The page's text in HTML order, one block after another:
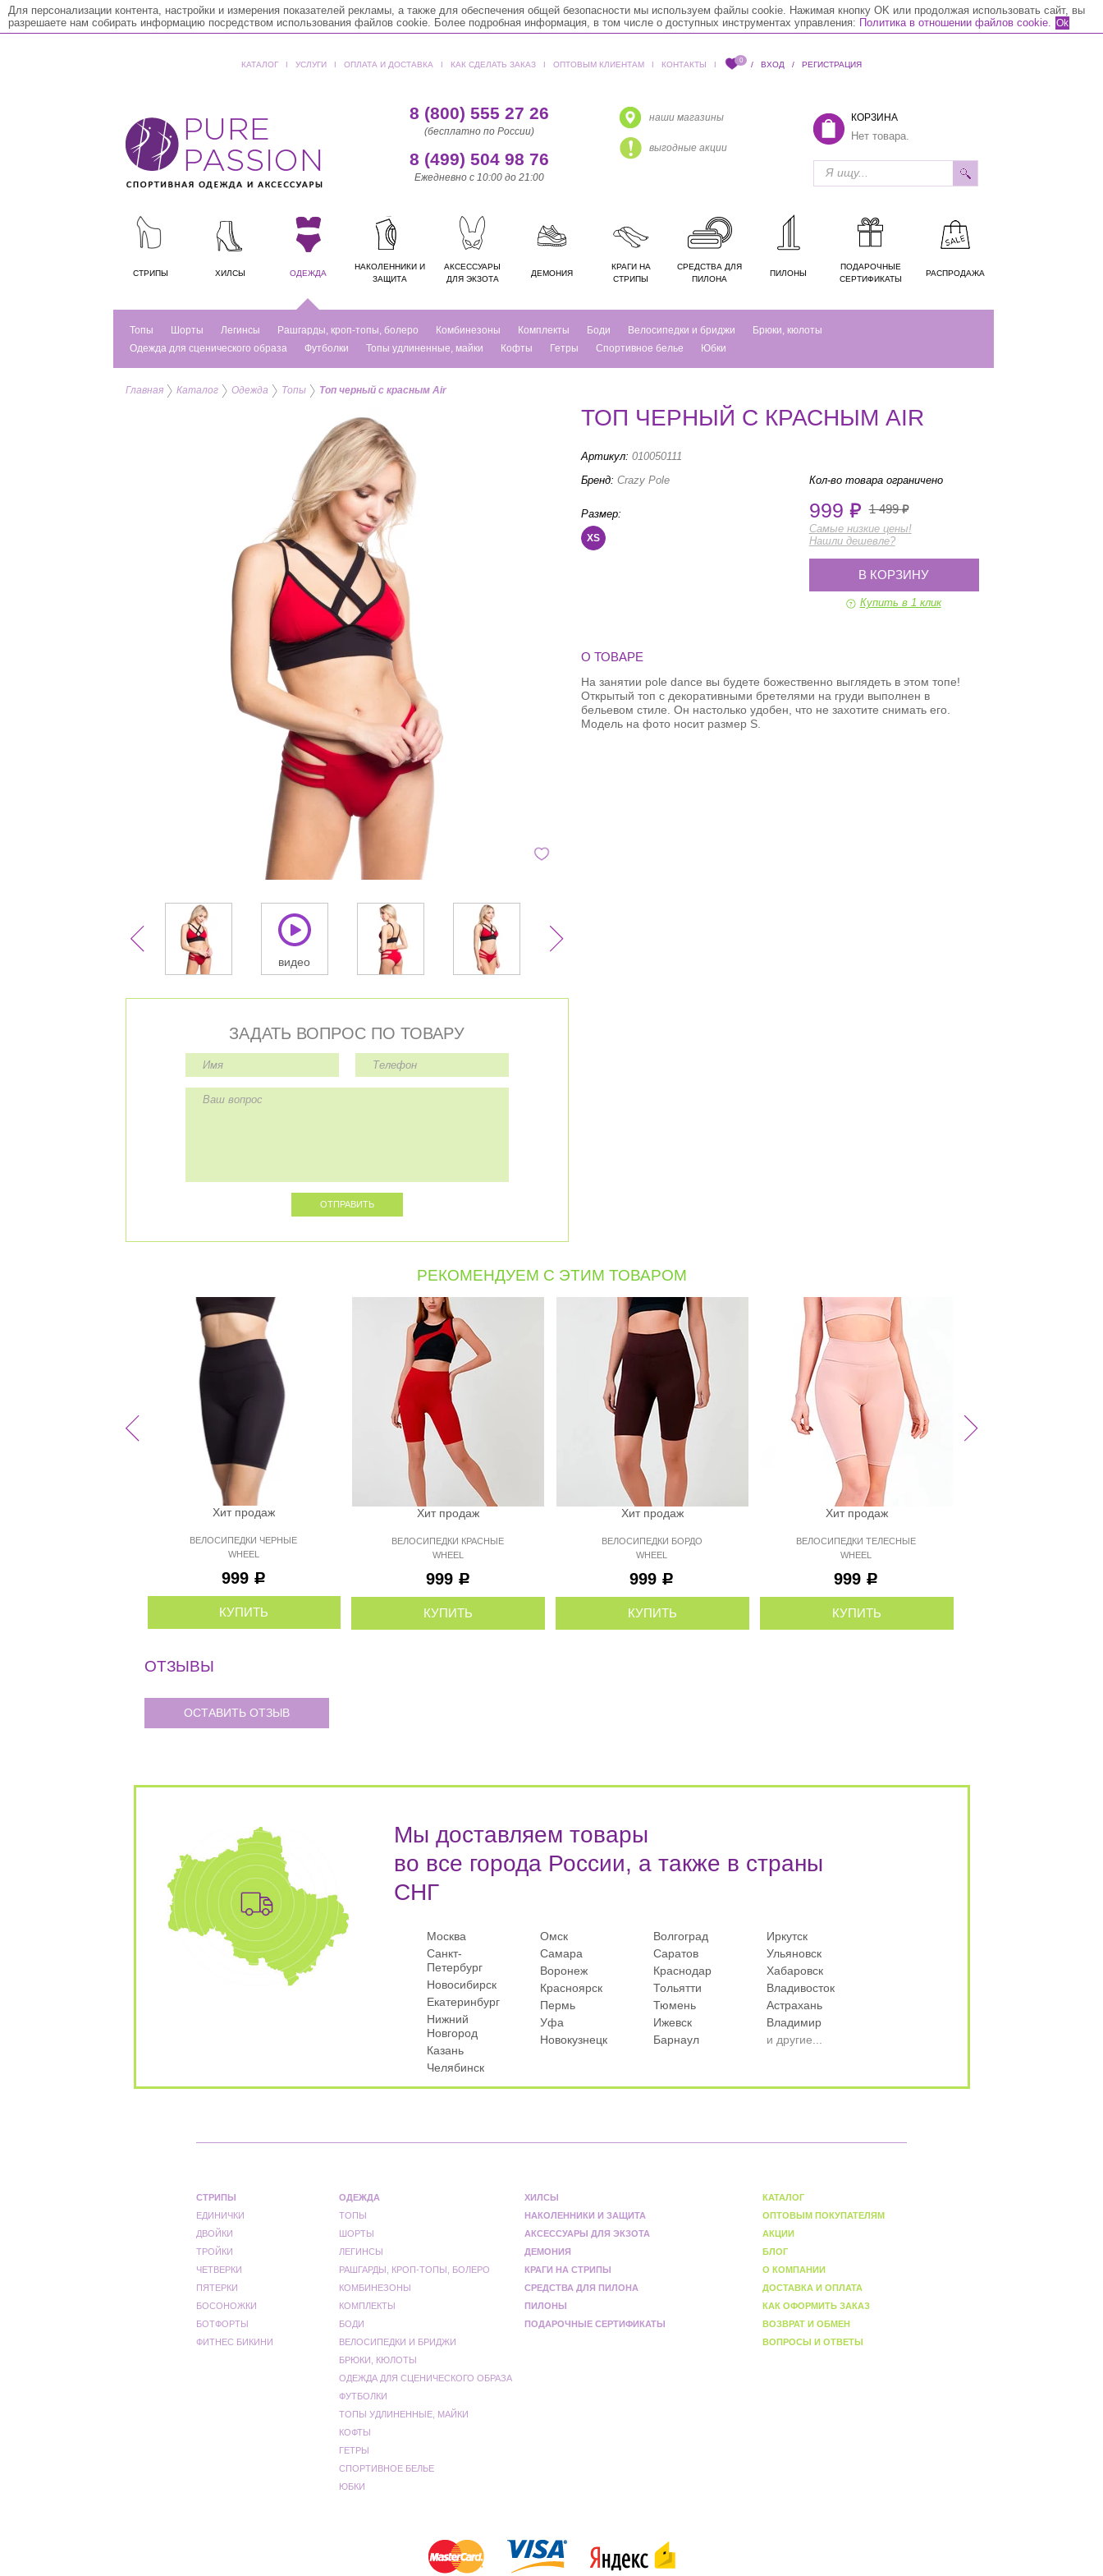
Для персонализации контента, настройки и измерения показателей рекламы, а также для обеспечения общей безопасности мы используем файлы cookie. Нажимая кнопку OK или продолжая использовать сайт, вы
разрешаете нам собирать информацию посредством использования файлов cookie. Более подробная информация, в том числе о доступных инструментах управления: Политика в отношении файлов cookie. Ok
КАТАЛОГ ǀ УСЛУГИ ǀ ОПЛАТА И ДОСТАВКА ǀ КАК СДЕЛАТЬ ЗАКАЗ ǀ ОПТОВЫМ КЛИЕНТАМ ǀ КОНТАКТЫ ǀ 0 / ВХОД / РЕГИСТРАЦИЯ
КОРЗИНА
Нет товара.
8 (800) 555 27 26
(бесплатно по России)
8 (499) 504 98 76
Ежедневно с 10:00 до 21:00
наши магазины
выгодные акции
СТРИПЫ ХИЛСЫ ОДЕЖДА
НАКОЛЕННИКИ И
ЗАЩИТА
АКСЕССУАРЫ
ДЛЯ ЭКЗОТА
ДЕМОНИЯ
КРАГИ НА
СТРИПЫ
СРЕДСТВА ДЛЯ
ПИЛОНА
ПИЛОНЫ
ПОДАРОЧНЫЕ
СЕРТИФИКАТЫ
РАСПРОДАЖА
Топы Шорты Легинсы Рашгарды, кроп-топы, болеро Комбинезоны Комплекты Боди Велосипедки и бриджи
Брюки, кюлоты
Одежда для сценического образа
Футболки Топы удлиненные, майки Кофты Гетры Спортивное белье Юбки
Главная Каталог Одежда Топы Топ черный с красным Air
видео
ЗАДАТЬ ВОПРОС ПО ТОВАРУ
ТОП ЧЕРНЫЙ С КРАСНЫМ AIR
Артикул: 010050111
Бренд: Crazy Pole
Размер:
XS
Кол-во товара ограничено
999 1 499
Самые низкие цены!
Нашли дешевле?
В КОРЗИНУ
Купить в 1 клик
О ТОВАРЕ
На занятии pole dance вы будете божественно выглядеть в этом топе!
Открытый топ с декоративными бретелями на груди выполнен в
бельевом стиле. Он настолько удобен, что не захотите снимать его.
Модель на фото носит размер S.
РЕКОМЕНДУЕМ С ЭТИМ ТОВАРОМ
Хит продаж
ВЕЛОСИПЕДКИ ЧЕРНЫЕ
WHEEL
999 Р
КУПИТЬ
Хит продаж
ВЕЛОСИПЕДКИ КРАСНЫЕ
WHEEL
999 Р
КУПИТЬ
Хит продаж
ВЕЛОСИПЕДКИ БОРДО
WHEEL
999 Р
КУПИТЬ
Хит продаж
ВЕЛОСИПЕДКИ ТЕЛЕСНЫЕ
WHEEL
999 Р
КУПИТЬ
ОТЗЫВЫ
ОСТАВИТЬ ОТЗЫВ
Мы доставляем товары
во все города России, а также в страны
СНГ
Москва
Санкт-
Петербург
Новосибирск
Екатеринбург
Нижний
Новгород
Казань
Челябинск
Омск
Самара
Воронеж
Красноярск
Пермь
Уфа
Новокузнецк
Волгоград
Саратов
Краснодар
Тольятти
Тюмень
Ижевск
Барнаул
Иркутск
Ульяновск
Хабаровск
Владивосток
Астрахань
Владимир
и другие...
СТРИПЫ
ЕДИНИЧКИ
ДВОЙКИ
ТРОЙКИ
ЧЕТВЕРКИ
ПЯТЕРКИ
БОСОНОЖКИ
БОТФОРТЫ
ФИТНЕС БИКИНИ
ОДЕЖДА
ТОПЫ
ШОРТЫ
ЛЕГИНСЫ
РАШГАРДЫ, КРОП-ТОПЫ, БОЛЕРО
КОМБИНЕЗОНЫ
КОМПЛЕКТЫ
БОДИ
ВЕЛОСИПЕДКИ И БРИДЖИ
БРЮКИ, КЮЛОТЫ
ОДЕЖДА ДЛЯ СЦЕНИЧЕСКОГО ОБРАЗА
ФУТБОЛКИ
ТОПЫ УДЛИНЕННЫЕ, МАЙКИ
КОФТЫ
ГЕТРЫ
СПОРТИВНОЕ БЕЛЬЕ
ЮБКИ
ХИЛСЫ
НАКОЛЕННИКИ И ЗАЩИТА
АКСЕССУАРЫ ДЛЯ ЭКЗОТА
ДЕМОНИЯ
КРАГИ НА СТРИПЫ
СРЕДСТВА ДЛЯ ПИЛОНА
ПИЛОНЫ
ПОДАРОЧНЫЕ СЕРТИФИКАТЫ
КАТАЛОГ
ОПТОВЫМ ПОКУПАТЕЛЯМ
АКЦИИ
БЛОГ
О КОМПАНИИ
ДОСТАВКА И ОПЛАТА
КАК ОФОРМИТЬ ЗАКАЗ
ВОЗВРАТ И ОБМЕН
ВОПРОСЫ И ОТВЕТЫ